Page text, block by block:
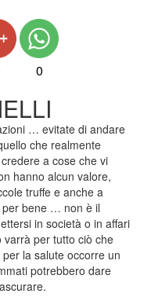
0
… evitate di andare
che realmente
a cose che vi
hanno alcun valore,
truffe e anche a
per bene … non è il
in società o in affari
varrà per tutto ciò che
la salute occorre un
potrebbero dare